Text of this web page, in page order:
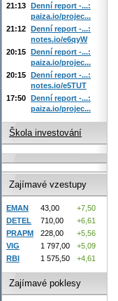
21:13 Denní report -...:
paiza.io/projec...
21:12 Denní report -...:
notes.io/e6qyW
20:15 Denní report -...:
paiza.io/projec...
20:15 Denní report -...:
notes.io/e5TUT
17:50 Denní report -...:
paiza.io/projec...
Škola investování
Zajímavé vzestupy
EMAN 43,00
+7,50
DETEL
710,00
+6,61
PRAPM
228,00
+5,56
VIG
1 797,00
+5,09
RBI
1 575,50 +4,61
Zajímavé poklesy